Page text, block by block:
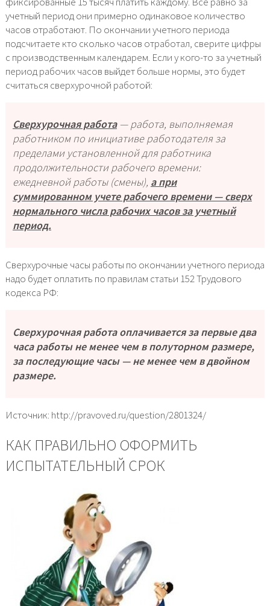
учетный период они примерно одинаковое количество
часов отработают. По окончании учетного периода
подсчитаете кто сколько часов отработал, сверите цифры
с производственным календарем. Если у кого-то за учетный
период рабочих часов выйдет больше нормы, это будет
считаться сверхурочной работой:
Сверхурочная работа— работа, выполняемая
работником по инициативе работодателя за
пределами установленной для работника
продолжительности рабочего времени:
ежедневной работы (смены), а при
суммированном учете рабочего времени — сверх
нормального числа рабочих часов за учетный
период.
Сверхурочные часы работы по окончании учетного периода
надо будет оплатить по правилам статьи 152 Трудового
кодекса РФ:
Сверхурочная работа оплачивается за первые два
часа работы не менее чем в полуторном размере,
за последующие часы — не менее чем в двойном
размере.
Источник: http://pravoved.ru/question/2801324/
КАК ПРАВИЛЬНО ОФОРМИТЬ
ИСПЫТАТЕЛЬНЫЙ СРОК